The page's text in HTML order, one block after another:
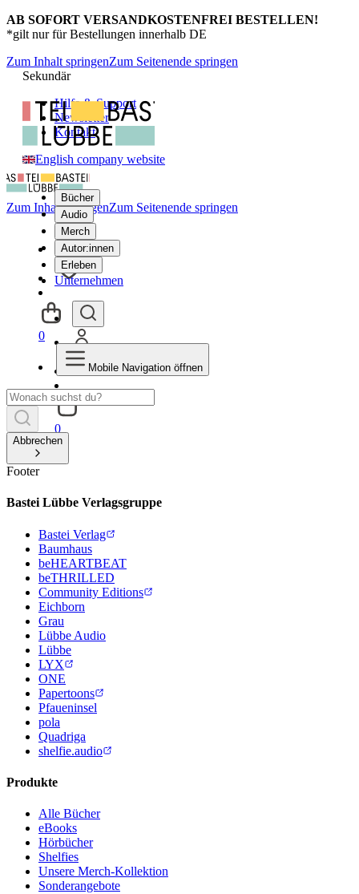
AB SOFORT VERSANDKOSTENFREI BESTELLEN!
*gilt nur für Bestellungen innerhalb DE
Zum Inhalt springenZum Seitenende springen
Sekundär
Hilfe & Support
Newsletter
Kontakt
English company website
Bücher
Audio
Merch
Autor:innen
Erleben
Unternehmen
0
Zum Inhalt springenZum Seitenende springen
0
Mobile Navigation öffnen
Abbrechen
Footer
Bastei Lübbe Verlagsgruppe
Bastei Verlag
Baumhaus
beHEARTBEAT
beTHRILLED
Community Editions
Eichborn
Grau
Lübbe Audio
Lübbe
LYX
ONE
Papertoons
Pfaueninsel
pola
Quadriga
shelfie.audio
Produkte
Alle Bücher
eBooks
Hörbücher
Shelfies
Unsere Merch-Kollektion
Sonderangebote